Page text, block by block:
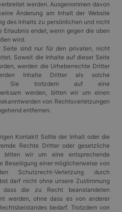
werden. Ausgenommen davon
Änderung am Inhalt der Website
des Inhalts zu persönlichen und nicht
endet, wenn gegen die oben
wird.
Seite sind nur für den privaten, nicht
Soweit die Inhalte auf dieser Seite
werden die Urheberrechte Dritter
Inhalte Dritter als solche
Sie trotzdem auf eine
werden, bitten wir um einen
von Rechtsverletzungen
entfernen.
Kontakt! Sollte der Inhalt oder die
Rechte Dritter oder gesetzliche
bitten wir um eine entsprechende
Beseitigung einer möglicherweise von
Schutzrecht-Verletzung durch
darf nicht ohne unsere Zustimmung
dass die zu Recht beanstandeten
werden, ohne dass es von anderer
bedarf. Trotzdem von